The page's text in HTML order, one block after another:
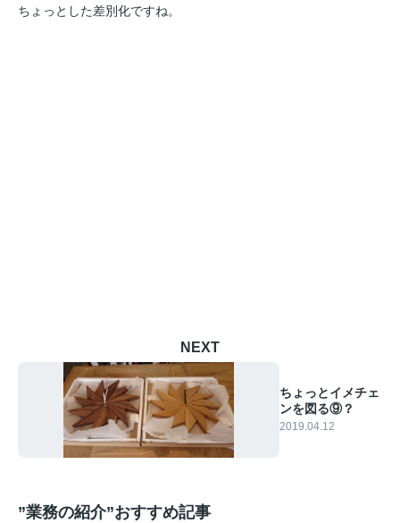
ちょっとした差別化ですね。
NEXT
ちょっとイメチェ
ンを図る⑨？
2019.04.12
”業務の紹介”おすすめ記事